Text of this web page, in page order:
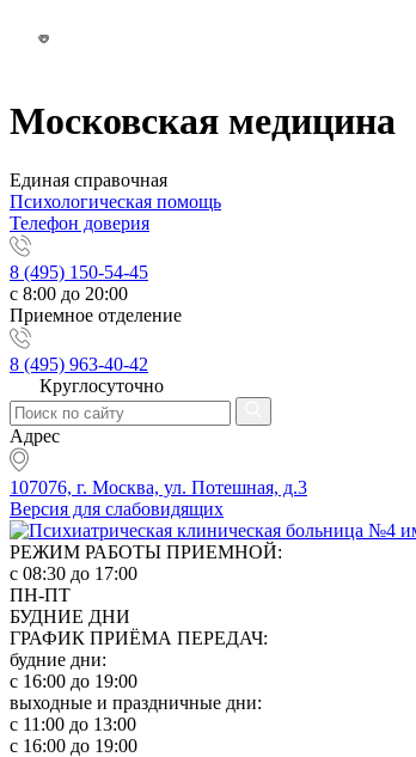
Московская медицина
Единая справочная
Психологическая помощь
Телефон доверия
8 (495) 150-54-45
с 8:00 до 20:00
Приемное отделение
8 (495) 963-40-42
Круглосуточно
Адрес
107076, г. Москва, ул. Потешная, д.3
Версия для слабовидящих
РЕЖИМ РАБОТЫ ПРИЕМНОЙ:
с 08:30 до 17:00
ПН-ПТ
БУДНИЕ ДНИ
ГРАФИК ПРИЁМА ПЕРЕДАЧ:
будние дни:
с 16:00 до 19:00
выходные и праздничные дни:
с 11:00 до 13:00
с 16:00 до 19:00